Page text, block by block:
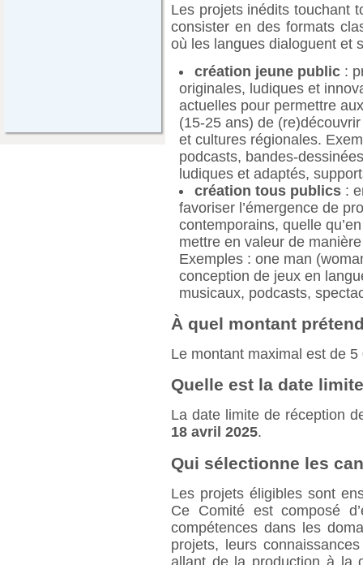
Les projets inédits touchant
consister en des formats
où les langues dialoguent et
création jeune public :
originales, ludiques et
actuelles pour permettre
(15-25 ans) de
et cultures régionales.
podcasts, bandes-
ludiques et adaptés,
création tous publics :
favoriser l’émergence de
contemporains, quelle
mettre en valeur de
Exemples : one man
conception de jeux en
musicaux, podcasts,
À quel montant
Le montant maximal est de
Quelle est la date
La date limite de réception
18 avril 2025.
Qui sélectionne les
Les projets éligibles sont
Ce Comité est composé
compétences dans les
projets, leurs
allant de la production à la